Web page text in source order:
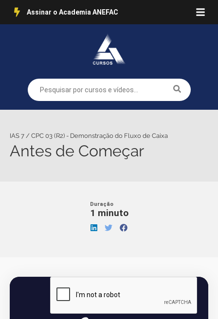
Assinar o Academia ANEFAC
IAS 7 / CPC 03 (R2) - Demonstração do Fluxo de Caixa
Antes de Começar
Duração
1 minuto